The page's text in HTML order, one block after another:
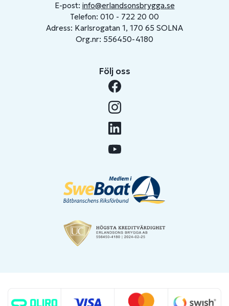
E-post: info@erlandsonsbrygga.se
Telefon: 010 - 722 20 00
Adress: Karlsrogatan 1, 170 65 SOLNA
Org.nr: 556450-4180
Följ oss